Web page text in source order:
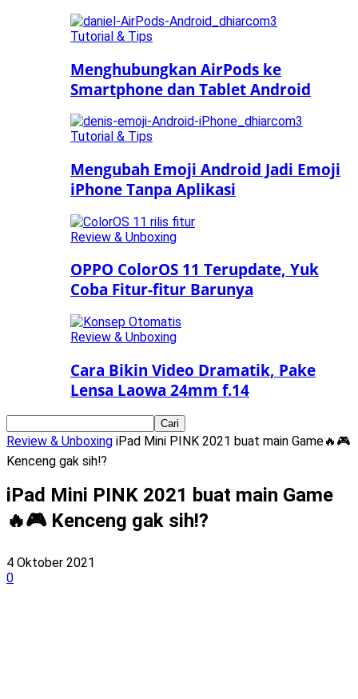
Tutorial & Tips
Menghubungkan AirPods ke
Smartphone dan Tablet Android
Tutorial & Tips
Mengubah Emoji Android Jadi Emoji
iPhone Tanpa Aplikasi
Review & Unboxing
OPPO ColorOS 11 Terupdate, Yuk
Coba Fitur-fitur Barunya
Review & Unboxing
Cara Bikin Video Dramatik, Pake
Lensa Laowa 24mm f.14
Review & Unboxing iPad Mini PINK 2021 buat main Game🔥🎮
Kenceng gak sih⁉️
iPad Mini PINK 2021 buat main Game
🔥🎮 Kenceng gak sih⁉️
4 Oktober 2021
0